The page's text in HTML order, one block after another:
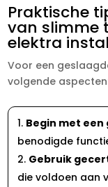
Praktische
van slimme
elektra
Voor een
volgende
Begin met
benodigde
Gebruik
die voldoen aan